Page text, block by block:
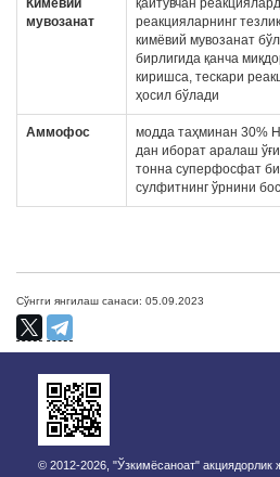
Кимёвий
мувозанат
қайтувчан
реакцияларнинг
кимёвий мувозанат
бирлигида қанча
киришса, тескари
ҳосил бўлади
Аммофос модда таҳминан 30%
дан иборат аралаш
тонна суперфосфат
сулфитнинг ўрнини
Сўнгги янгилаш санаси: 05.09.2023
© 2012-2026, "Ўзкимёсаноат" акциядорлик